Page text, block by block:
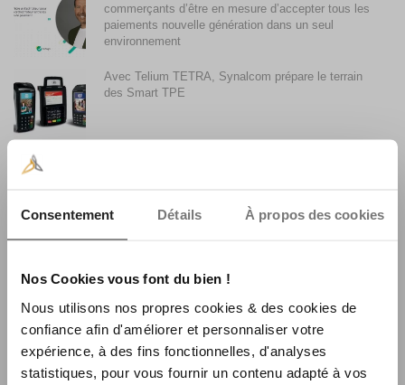
Consentement Détails À propos des cookies
Nos Cookies vous font du bien !
Nous utilisons nos propres cookies & des cookies de
confiance afin d'améliorer et personnaliser votre
expérience, à des fins fonctionnelles, d'analyses
statistiques, pour vous fournir un contenu adapté à vos
commerçants d’être en mesure d’accepter tous les
paiements nouvelle génération dans un seul
environnement
Avec Telium TETRA, Synalcom prépare le terrain
des Smart TPE
Synalcom achète le fonds de commerce monétique
La faible utilisation du sans contact en France et son